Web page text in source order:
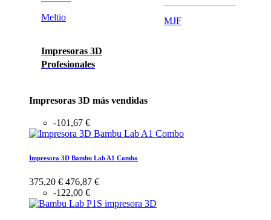
Meltio
Impresoras 3D
Profesionales
MJF
Impresoras 3D más vendidas
-101,67 €
Impresora 3D Bambu Lab A1 Combo
375,20 € 476,87 €
-122,00 €